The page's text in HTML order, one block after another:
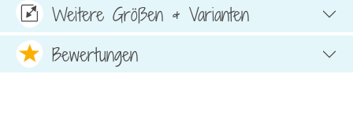
Weitere Größen & Varianten
Bewertungen